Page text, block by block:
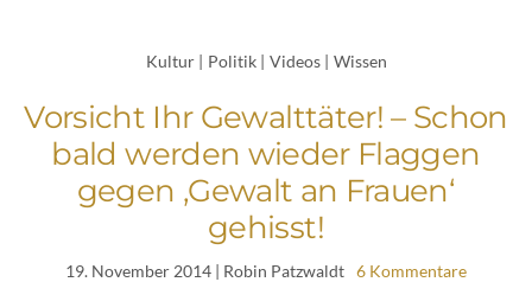
Kultur | Politik | Videos | Wissen
Vorsicht Ihr Gewalttäter! – Schon
bald werden wieder Flaggen
gegen ‚Gewalt an Frauen‘
gehisst!
19. November 2014 | Robin Patzwaldt 6 Kommentare